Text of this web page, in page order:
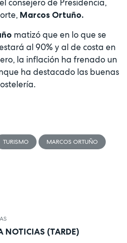
consejero de Presidencia,
Marcos Ortuño.
matizó que en lo que se
al 90% y al de costa en
la inflación ha frenado un
ha destacado las buenas
TURISMO MARCOS ORTUÑO
NOTICIAS (TARDE)